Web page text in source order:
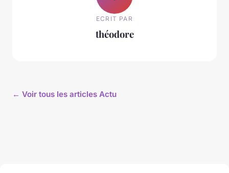
ECRIT PAR
théodore
← Voir tous les articles Actu